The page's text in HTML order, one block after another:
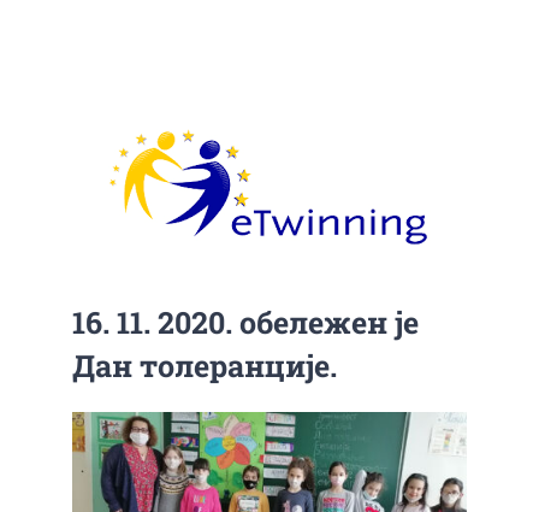
ЈАВНА ДОКУМЕНТА
16. 11. 2020. обележен је
Дан толеранције.